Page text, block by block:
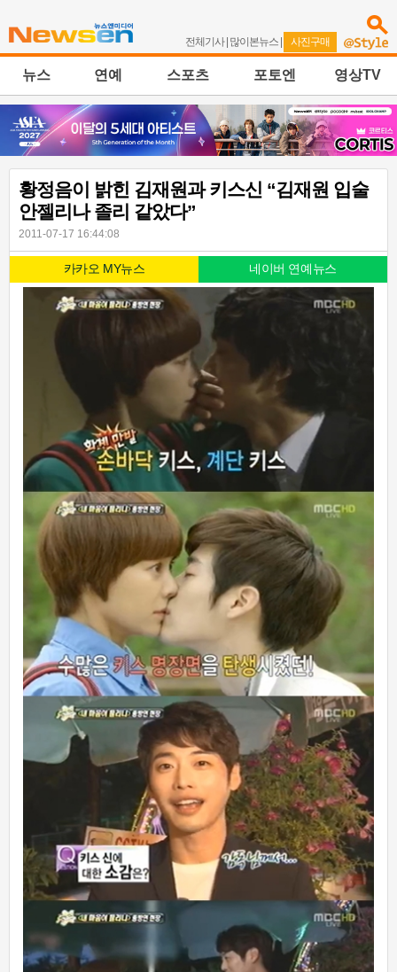
전체기사| 많이본뉴스 | 사진구매
뉴스 연예 스포츠 포토엔 영상TV
황정음이 밝힌 김재원과 키스신 “김재원 입술
안젤리나 졸리 같았다”
2011-07-17 16:44:08
카카오 MY뉴스 네이버 연예뉴스